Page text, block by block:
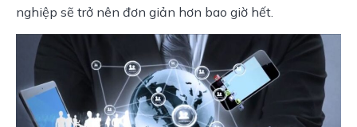
nghiệp sẽ trở nên đơn giản hơn bao giờ hết.